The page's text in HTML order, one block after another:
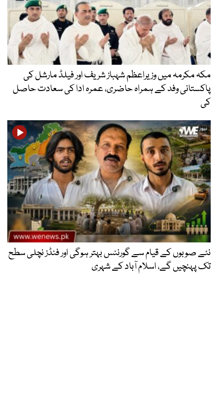
مکہ مکرمہ میں وزیراعظم شہباز شریف اور فیلڈ مارشل کی
پاکستانی وفد کے ہمراہ حاضری، عمرہ ادا کی سعادت حاصل
کی
نئے صوبوں کے قیام سے گورننس بہتر ہوگی اور فنڈز نچلی سطح
تک پہنچیں گے، اسلام آباد کے شہری